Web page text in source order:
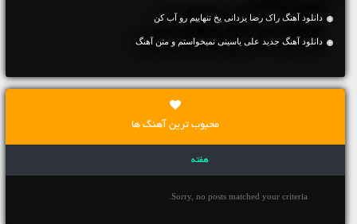
دانلود آهنگ راک رضا یزدانی یخ تنهاییم رو آب کن
دانلود آهنگ جديد علی یاسینی نمیخواستم و متن آهنگ
محبوب ترین آهنگ ها
هفته
Sorry, no posts matched your criteria.